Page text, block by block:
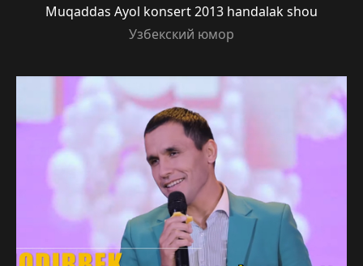
Muqaddas Ayol konsert 2013 handalak shou
Узбекский юмор